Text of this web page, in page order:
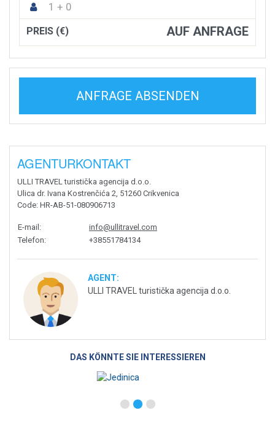
1 + 0
PREIS (€) AUF ANFRAGE
ANFRAGE ABSENDEN
AGENTURKONTAKT
ULLI TRAVEL turistička agencija d.o.o.
Ulica dr. Ivana Kostrenčića 2, 51260 Crikvenica
Code: HR-AB-51-080906713
E-mail :
info@ullitravel.com
Telefon: +38551784134
AGENT:
ULLI TRAVEL turistička agencija d.o.o.
DAS KÖNNTE SIE INTERESSIEREN